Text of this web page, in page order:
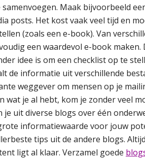
Maak bijvoorbeeld
posts. Het kost vaak veel tijd en
(zoals een e-book). Van
een waardevol e-book maken.
idee is om een checklist op te
de informatie uit verschillende
weggever om mensen op je
wat je al hebt, kom je zonder veel
je uit diverse blogs over één
informatiewaarde voor jouw
tips uit de andere blogs.
ligt al klaar. Verzamel goede